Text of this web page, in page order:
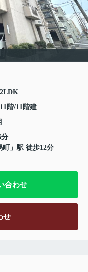
2LDK
11階/11階建
分
」駅 徒歩12分
合わせ
せ